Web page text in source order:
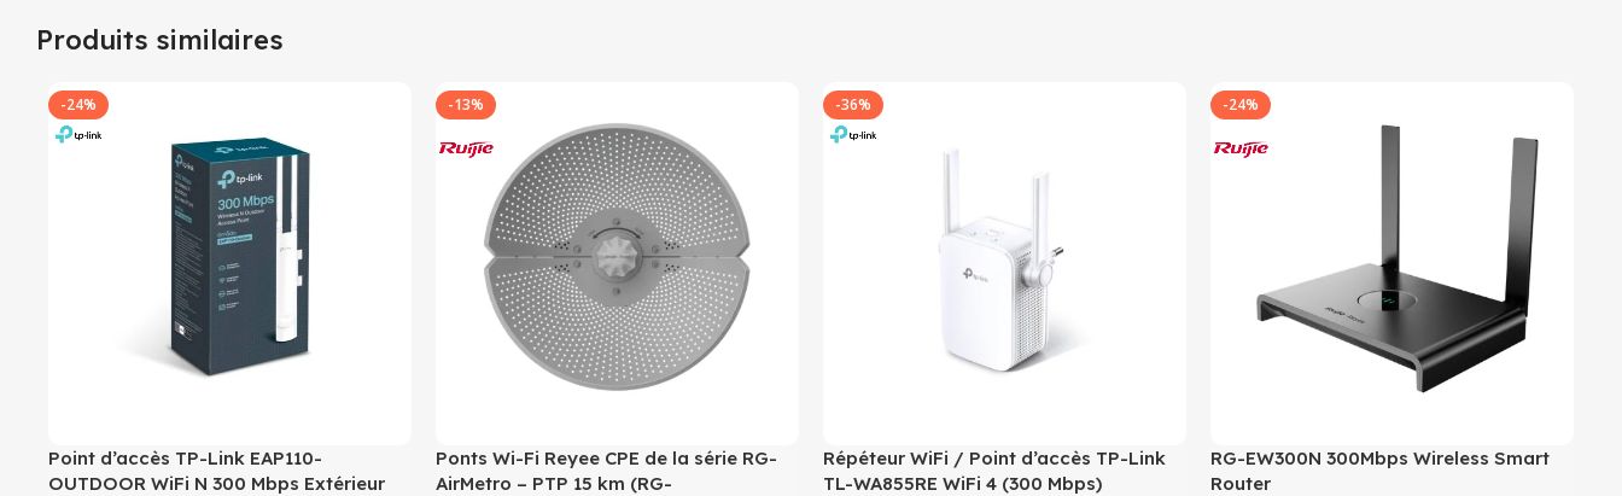
Produits similaires
-24%
Point d’accès TP-Link EAP110-
OUTDOOR WiFi N 300 Mbps Extérieur
-13%
Ponts Wi-Fi Reyee CPE de la série RG-
AirMetro – PTP 15 km (RG-
-36%
Répéteur WiFi / Point d’accès TP-Link
TL-WA855RE WiFi 4 (300 Mbps)
-24%
RG-EW300N 300Mbps Wireless Smart
Router